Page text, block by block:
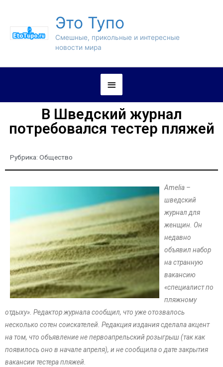
Это Тупо
Смешные, прикольные и интересные
новости мира
В Шведский журнал
потребовался тестер пляжей
Рубрика: Общество
Amelia –
шведский
журнал для
женщин. Он
недавно
объявил набор
на странную
вакансию
«специалист по
пляжному
отдыху». Редактор журнала сообщил, что уже отозвалось
несколько сотен соискателей. Редакция издания сделала акцент
на том, что объявление не первоапрельский розыгрыш (так как
появилось оно в начале апреля), и не сообщила о дате закрытия
вакансии тестера пляжей.